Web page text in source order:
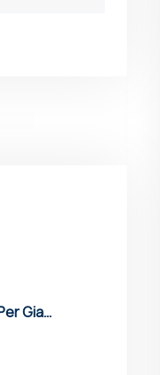
Scopri I Cordoli Per Giardini Molinaro: Soluzioni In Cemento Resistenti, Estetiche E Sostenibili Per Delimitare Aiuole, Vialetti E Spazi Verdi Con Eleganza E Funzionalità.